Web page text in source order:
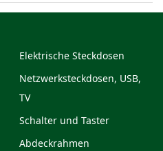
Elektrische Steckdosen
Netzwerksteckdosen, USB,
TV
Schalter und Taster
Abdeckrahmen